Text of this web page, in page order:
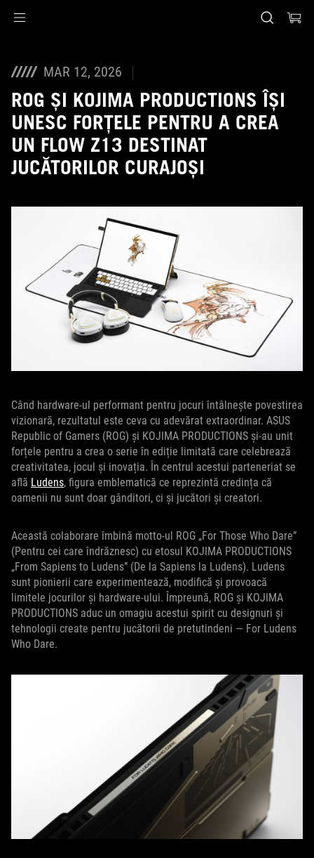
MAR 12, 2026
ROG ȘI KOJIMA PRODUCTIONS ÎȘI
UNESC FORȚELE PENTRU A CREA
UN FLOW Z13 DESTINAT
JUCĂTORILOR CURAJOȘI
Când hardware-ul performant pentru jocuri întâlnește povestirea
vizionară, rezultatul este ceva cu adevărat extraordinar. ASUS
Republic of Gamers (ROG) și KOJIMA PRODUCTIONS și-au unit
forțele pentru a crea o serie în ediție limitată care celebrează
creativitatea, jocul și inovația. În centrul acestui parteneriat se
află Ludens, figura emblematică ce reprezintă credința că
oamenii nu sunt doar gânditori, ci și jucători și creatori.
Această colaborare îmbină motto-ul ROG „For Those Who Dare”
(Pentru cei care îndrăznesc) cu etosul KOJIMA PRODUCTIONS
„From Sapiens to Ludens” (De la Sapiens la Ludens). Ludens
sunt pionierii care experimentează, modifică și provoacă
limitele jocurilor și hardware-ului. Împreună, ROG și KOJIMA
PRODUCTIONS aduc un omagiu acestui spirit cu designuri și
tehnologii create pentru jucătorii de pretutindeni — For Ludens
Who Dare.